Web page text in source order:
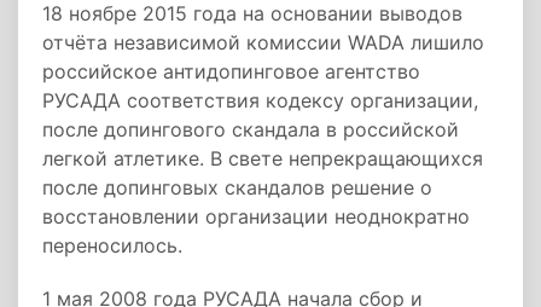
18 ноябре 2015 года на основании выводов
отчёта независимой комиссии WADA лишило
российское антидопинговое агентство
РУСАДА соответствия кодексу организации,
после допингового скандала в российской
легкой атлетике. В свете непрекращающихся
после допинговых скандалов решение о
восстановлении организации неоднократно
переносилось.
1 мая 2008 года РУСАДА начала сбор и